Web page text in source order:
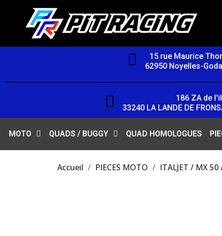
15 rue Maurice
62950 Noyelles-
186 ZA de
33240 LA LANDE DE
MOTO QUADS / BUGGY QUAD HOMOLOGUES
Accueil PIECES MOTO ITALJET / MX 50